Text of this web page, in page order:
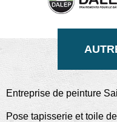
Entreprise de peinture
Pose tapisserie et toile